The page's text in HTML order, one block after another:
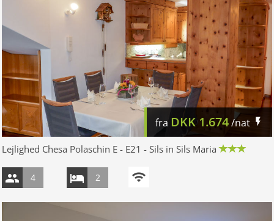
fra DKK 1.674/nat
Lejlighed Chesa Polaschin E - E21 - Sils in Sils Maria
4 2